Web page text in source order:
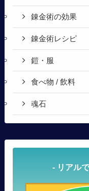
錬金術の効果
錬金術レシピ
鎧・服
食べ物 / 飲料
魂石
- リアル